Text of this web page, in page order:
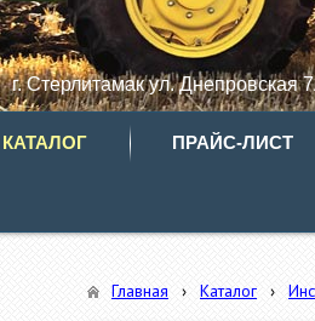
г. Стерлитамак ул. Днепровская
КАТАЛОГ ПРАЙС-ЛИСТ
Главная › Каталог ›